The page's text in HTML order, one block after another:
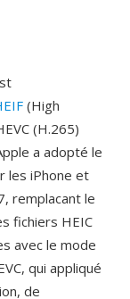
(High
(H.265)
a adopté le
les iPhone et
remplacant le
fichiers HEIC
avec le mode
qui appliqué
de